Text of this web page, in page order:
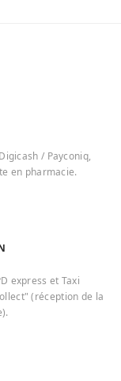
/ Payconiq,
en pharmacie.
express et Taxi
(réception de la